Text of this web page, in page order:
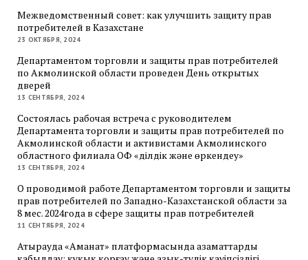
Межведомственный совет: как улучшить защиту прав
потребителей в Казахстане
23 ОКТЯБРЯ, 2024
Департаментом торговли и защиты прав потребителей
по Акмолинской области проведен День открытых
дверей
13 СЕНТЯБРЯ, 2024
Состоялась рабочая встреча с руководителем
Департамента торговли и защиты прав потребителей по
Акмолинской области и активистами Акмолинского
областного филиала ОФ «Әділдік және өркендеу»
13 СЕНТЯБРЯ, 2024
О проводимой работе Департаментом торговли и защиты
прав потребителей по Западно-Казахстанской области за
8 мес. 2024года в сфере защиты прав потребителей
11 СЕНТЯБРЯ, 2024
Атырауда «Аманат» платформасында азаматтарды